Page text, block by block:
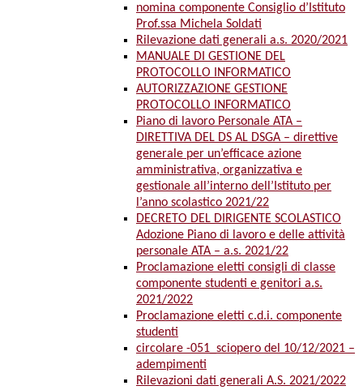
nomina componente Consiglio d’Istituto
Prof.ssa Michela Soldati
Rilevazione dati generali a.s. 2020/2021
MANUALE DI GESTIONE DEL
PROTOCOLLO INFORMATICO
AUTORIZZAZIONE GESTIONE
PROTOCOLLO INFORMATICO
Piano di lavoro Personale ATA –
DIRETTIVA DEL DS AL DSGA – direttive
generale per un’efficace azione
amministrativa, organizzativa e
gestionale all’interno dell’Istituto per
l’anno scolastico 2021/22
DECRETO DEL DIRIGENTE SCOLASTICO
Adozione Piano di lavoro e delle attività
personale ATA – a.s. 2021/22
Proclamazione eletti consigli di classe
componente studenti e genitori a.s.
2021/2022
Proclamazione eletti c.d.i. componente
studenti
circolare -051_sciopero del 10/12/2021 –
adempimenti
Rilevazioni dati generali A.S. 2021/2022